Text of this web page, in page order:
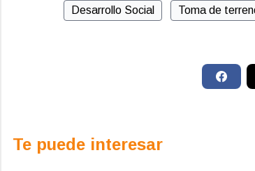
Desarrollo Social Toma de
Te puede interesar